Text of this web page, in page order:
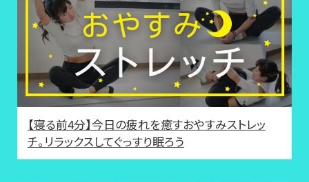
【寝る前4分】今日の疲れを癒すおやすみストレッ
チ。リラックスしてぐっすり眠ろう